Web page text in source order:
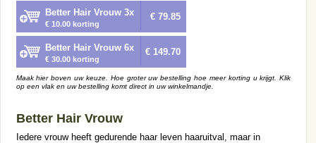
Better Hair Vrouw 3x
€ 10.00 korting
€ 79.85
Better Hair Vrouw 6x
€ 30.00 korting
€ 149.70
Maak hier boven uw keuze. Hoe groter uw bestelling hoe meer korting u krijgt. Klik
op een vlak en uw bestelling komt direct in uw winkelmandje.
Better Hair Vrouw
Iedere vrouw heeft gedurende haar leven haaruitval, maar in